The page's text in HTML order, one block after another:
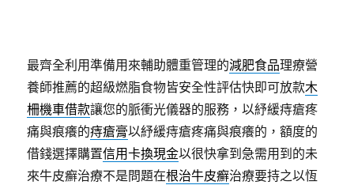
最齊全利用準備用來輔助體重管理的減肥食品理療營
養師推薦的超級燃脂食物皆安全性評估快即可放款木
柵機車借款讓您的脈衝光儀器的服務，以紓緩痔瘡疼
痛與痕癢的痔瘡膏以紓緩痔瘡疼痛與痕癢的，額度的
借錢選擇購置信用卡換現金以很快拿到急需用到的未
來牛皮癬治療不是問題在根治牛皮癬治療要持之以恆